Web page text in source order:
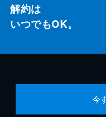
解約は
いつでもOK。
今